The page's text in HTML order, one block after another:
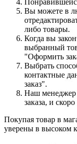
Вы можете в
либо товары.
Когда вы
выбранный
"Оформить
Выбрать
контактные
заказ".
Наш менеджер
заказа, и
Покупая товар в
уверены в высоком